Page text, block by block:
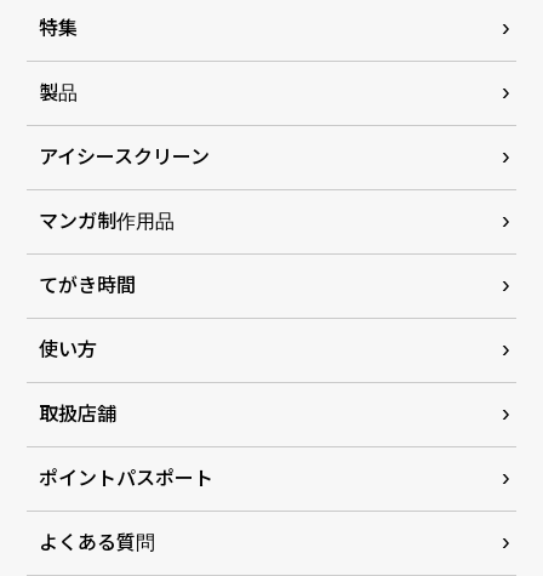
特集
製品
アイシースクリーン
マンガ制作用品
てがき時間
使い方
取扱店舗
ポイントパスポート
よくある質問